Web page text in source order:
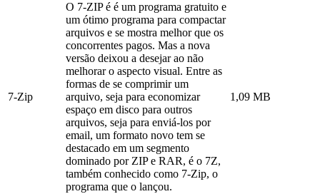
7-Zip
O 7-ZIP é é um programa gratuito e
um ótimo programa para compactar
arquivos e se mostra melhor que os
concorrentes pagos. Mas a nova
versão deixou a desejar ao não
melhorar o aspecto visual. Entre as
formas de se comprimir um
arquivo, seja para economizar
espaço em disco para outros
arquivos, seja para enviá-los por
email, um formato novo tem se
destacado em um segmento
dominado por ZIP e RAR, é o 7Z,
também conhecido como 7-Zip, o
programa que o lançou.
1,09 MB